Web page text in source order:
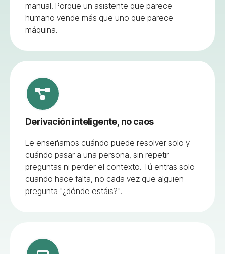
manual. Porque un asistente que parece
humano vende más que uno que parece
máquina.
Derivación inteligente, no caos
Le enseñamos cuándo puede resolver solo y
cuándo pasar a una persona, sin repetir
preguntas ni perder el contexto. Tú entras solo
cuando hace falta, no cada vez que alguien
pregunta "¿dónde estáis?".